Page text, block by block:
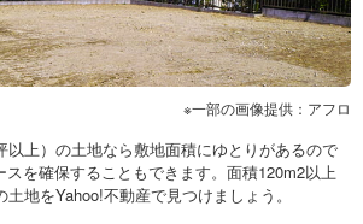
一部の画像提供：アフロ
以上）の土地なら敷地面積にゆとりがあるので
を確保することもできます。面積120m2以上
土地をYahoo!不動産で見つけましょう。